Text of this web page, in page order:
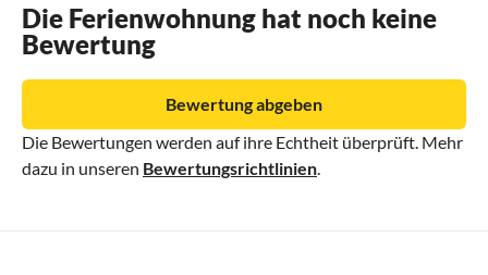
- Klimaanlage und Fußbodenheizung
- Kühlschrank mit Gefrierfach
- Wasserkocher
- Kaffeemaschine
- Kombi-Mikrowelle
- Verschiedene Arten von Gläsern, Tellern, Schüsseln und
Die Ferienwohnung hat noch keine
Bewertung
Die Bewertungen werden auf ihre Echtheit überprüft. Mehr
dazu in unseren Bewertungsrichtlinien
Bewertung abgeben